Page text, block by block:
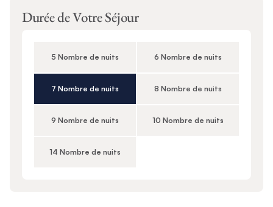
Durée de Votre Séjour
5 Nombre de nuits 6 Nombre de nuits
7 Nombre de nuits 8 Nombre de nuits
9 Nombre de nuits 10 Nombre de nuits
14 Nombre de nuits